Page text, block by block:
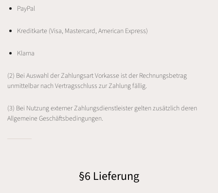
PayPal
Kreditkarte (Visa, Mastercard, American Express)
Klarna
(2) Bei Auswahl der Zahlungsart Vorkasse ist der Rechnungsbetrag
unmittelbar nach Vertragsschluss zur Zahlung fällig.
(3) Bei Nutzung externer Zahlungsdienstleister gelten zusätzlich deren
Allgemeine Geschäftsbedingungen.
§6 Lieferung